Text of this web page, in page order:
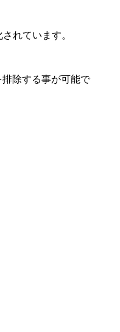
れています。
除する事が可能で